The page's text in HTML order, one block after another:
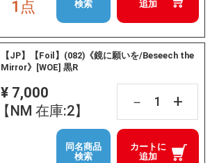
追加
1点
検索
【JP】【Foil】(082)《鏡に願いを/Beseech the
Mirror》[WOE] 黒R
¥ 7,000
【NM 在庫:2】
－ +
カートに
追加
同名商品
検索